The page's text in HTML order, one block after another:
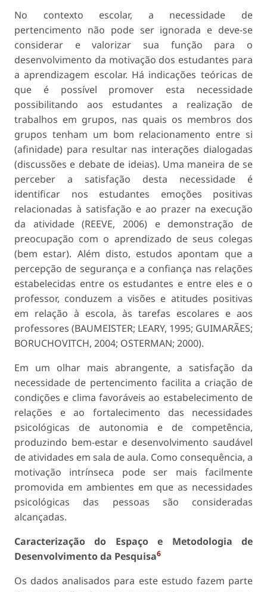
No contexto escolar, a necessidade de
pertencimento não pode ser ignorada e deve-se
considerar e valorizar sua função para o
desenvolvimento da motivação dos estudantes para
a aprendizagem escolar. Há indicações teóricas de
que é possível promover esta necessidade
possibilitando aos estudantes a realização de
trabalhos em grupos, nas quais os membros dos
grupos tenham um bom relacionamento entre si
(afinidade) para resultar nas interações dialogadas
(discussões e debate de ideias). Uma maneira de se
perceber a satisfação desta necessidade é
identificar nos estudantes emoções positivas
relacionadas à satisfação e ao prazer na execução
da atividade (REEVE, 2006) e demonstração de
preocupação com o aprendizado de seus colegas
(bem estar). Além disto, estudos apontam que a
percepção de segurança e a confiança nas relações
estabelecidas entre os estudantes e entre eles e o
professor, conduzem a visões e atitudes positivas
em relação à escola, às tarefas escolares e aos
professores (BAUMEISTER; LEARY, 1995; GUIMARÃES;
BORUCHOVITCH, 2004; OSTERMAN; 2000).
Em um olhar mais abrangente, a satisfação da
necessidade de pertencimento facilita a criação de
condições e clima favoráveis ao estabelecimento de
relações e ao fortalecimento das necessidades
psicológicas de autonomia e de competência,
produzindo bem-estar e desenvolvimento saudável
de atividades em sala de aula. Como consequência, a
motivação intrínseca pode ser mais facilmente
promovida em ambientes em que as necessidades
psicológicas das pessoas são consideradas
alcançadas.
Caracterização do Espaço e Metodologia de
Desenvolvimento da Pesquisa6
Os dados analisados para este estudo fazem parte